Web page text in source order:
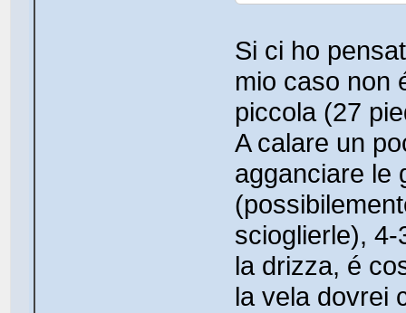
Si ci ho
mio caso non
piccola (27
A calare un
agganciare le
scioglierle),
la drizza, é
la vela dovrei